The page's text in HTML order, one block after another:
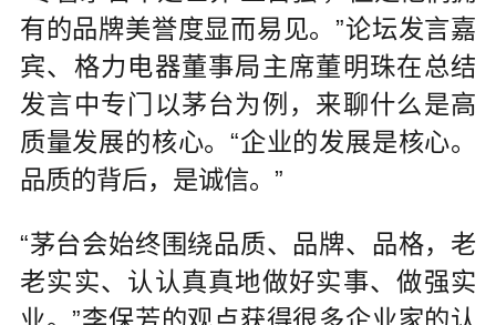
有的品牌美誉度显而易见。”论坛发言嘉
宾、格力电器董事局主席董明珠在总结
发言中专门以茅台为例，来聊什么是高
质量发展的核心。“企业的发展是核心。
品质的背后，是诚信。”
“茅台会始终围绕品质、品牌、品格，老
老实实、认认真真地做好实事、做强实